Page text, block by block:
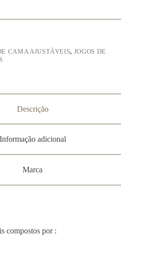
CAMA AJUSTÁVEIS, JOGOS DE
Descrição
Informação adicional
Marca
compostos por :